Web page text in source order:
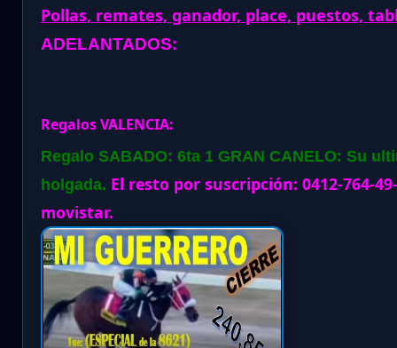
Pollas, remates, ganador, place, puestos,
ADELANTADOS:
Regalos VALENCIA:
Regalo SABADO: 6ta 1 GRAN CANELO: Su
holgada. El resto por suscripción: 0412-764-
movistar.